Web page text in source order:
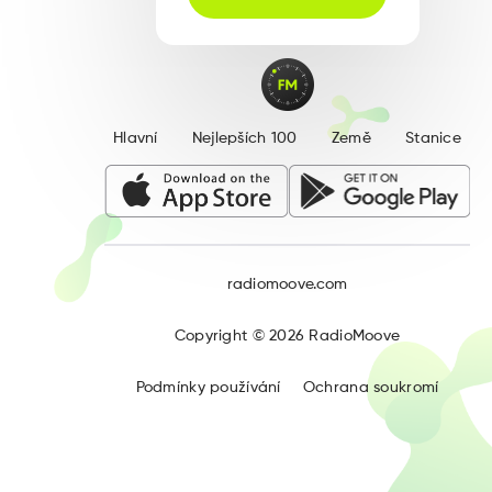
Hlavní Nejlepších 100 Země Stanice
radiomoove.com
Copyright ©2026 RadioMoove
Podmínky používání Ochrana soukromí